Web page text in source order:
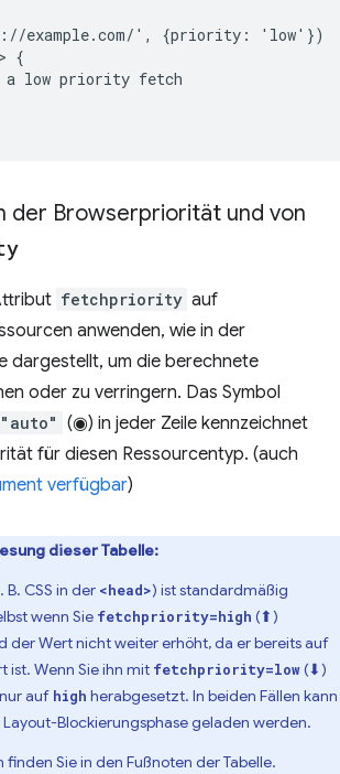
example.com/', {priority: 'low'})
{
low priority fetch
der Browserpriorität und von
fetchpriority auf
anwenden, wie in der
dargestellt, um die berechnete
oder zu verringern. Das Symbol
(◉) in jeder Zeile kennzeichnet
für diesen Ressourcentyp. (auch
verfügbar)
dieser Tabelle:
B. CSS in der <head>) ist standardmäßig
wenn Sie fetchpriority=high (⬆)
der Wert nicht weiter erhöht, da er bereits auf
ist. Wenn Sie ihn mit fetchpriority=low(⬇)
auf high herabgesetzt. In beiden Fällen kann
Blockierungsphase geladen werden.
Sie in den Fußnoten der Tabelle.